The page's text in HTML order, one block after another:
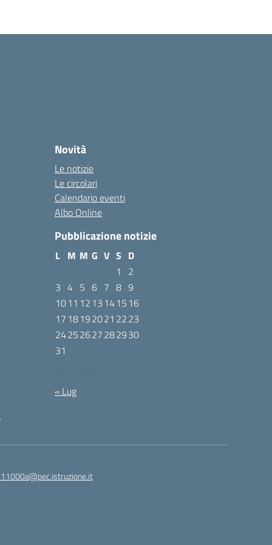
Novità
Le notizie
Le circolari
Calendario eventi
Albo Online
Pubblicazione notizie
L M M G V S D
1
2
3 4 5 6 7 8 9
1011 12 13 1415 16
17 18192021 2223
24252627282930
31
« Lug